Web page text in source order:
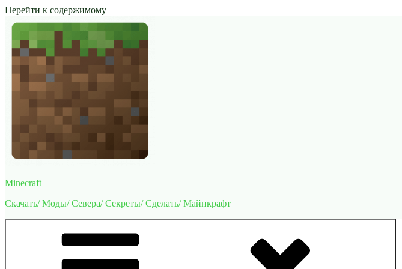
Перейти к содержимому
Minecraft
Скачать/ Моды/ Севера/ Секреты/ Сделать/ Майнкрафт